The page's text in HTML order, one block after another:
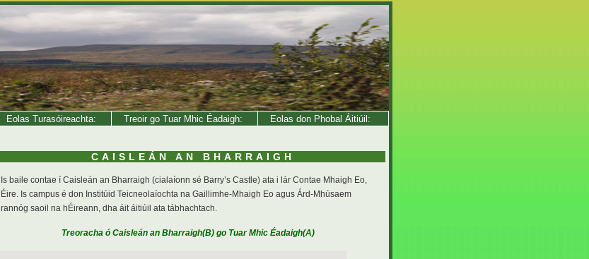
Eolas Turasóireachta: Treoir go Tuar Mhic Éadaigh: Eolas don Phobal Áitiúil:
CAISLEÁN AN BHARRAIGH
Is baile contae í Caisleán an Bharraigh (cialaíonn sé Barry’s Castle) ata i lár Contae Mhaigh Eo,
Éire. Is campus é don Institúid Teicneolaíochta na Gaillimhe-Mhaigh Eo agus Árd-Mhúsaem
rannóg saoil na hÉireann, dha áit áitiúil ata tábhachtach.
Treoracha ó Caisleán an Bharraigh(B) go Tuar Mhic Éadaigh(A)